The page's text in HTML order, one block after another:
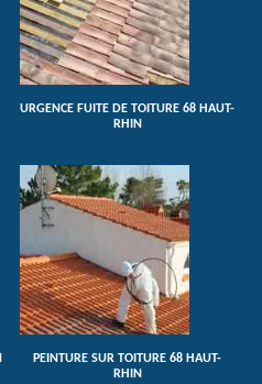
URGENCE FUITE DE TOITURE 68 HAUT-
RHIN
PEINTURE SUR TOITURE 68 HAUT-
RHIN